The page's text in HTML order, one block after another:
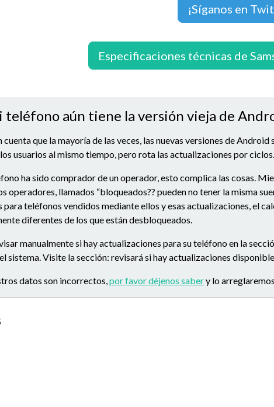
¡Síganos en
Especificaciones técnicas de
teléfono aún tiene la versión vieja de
que la mayoría de las veces, las nuevas versiones de
usuarios al mismo tiempo, pero rota las actualizaciones por ciclos.
ha sido comprador de un operador, esto complica las cosas.
operadores, llamados “bloqueados?? pueden no tener la misma
para teléfonos vendidos mediante ellos y esas actualizaciones, el
diferentes de los que están desbloqueados.
manualmente si hay actualizaciones para su teléfono en la
sistema. Visite la sección: revisará si hay actualizaciones
datos son incorrectos,por favor déjenos sabery lo